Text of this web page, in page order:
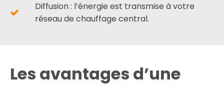
Diffusion : l’énergie est transmise à votre
réseau de chauffage central.
Les avantages d’une